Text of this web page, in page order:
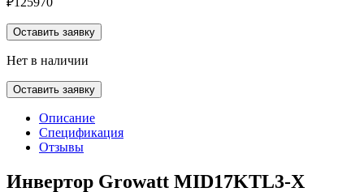
Оставить заявку
Нет в наличии
Оставить заявку
Описание
Спецификация
Отзывы
Инвертор Growatt MID17KTL3-X